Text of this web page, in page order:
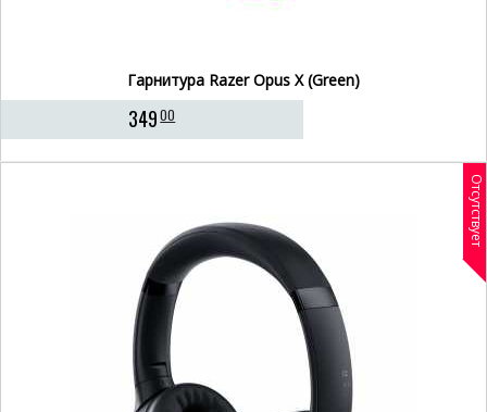
Гарнитура Razer Opus X (Green)
34900
Отсутствует